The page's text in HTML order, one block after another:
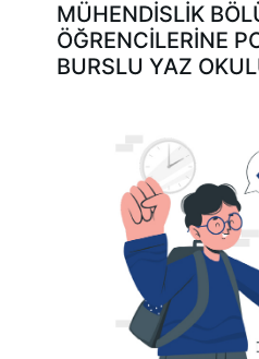
MÜHENDISLIK
ÖĞRENCILERINE
BURSLU YAZ